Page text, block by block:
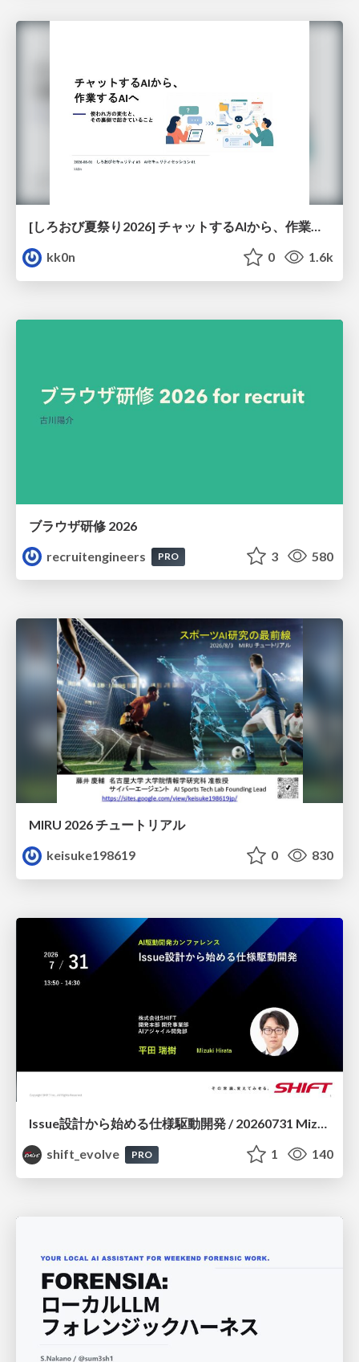
[しろおび夏祭り2026] チャットするAIから、作業するAIへ - 使われ方の変化と、その裏側で起きていること
kk0n
0 1.6k
ブラウザ研修 2026
recruitengineers
PRO 3 580
MIRU 2026 チュートリアル
keisuke198619
0 830
Issue設計から始める仕様駆動開発 / 20260731 Mizuki Hirata
shift_evolve
PRO 1 140